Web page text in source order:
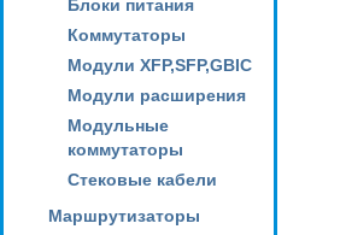
Блоки питания
Коммутаторы
Модули XFP,SFP,GBIC
Модули расширения
Модульные
коммутаторы
Стековые кабели
Маршрутизаторы